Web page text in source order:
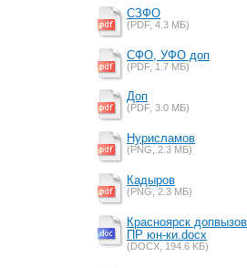
СЗФО
(PDF, 4.3 MБ)
СФО, УФО доп
(PDF, 1.7 MБ)
Доп
(PDF, 3.0 MБ)
Нурисламов
(PNG, 2.3 MБ)
Кадыров
(PNG, 2.3 MБ)
Красноярск
ПР юн-ки.docx
(DOCX, 194.6 KБ)